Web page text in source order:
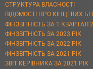
СТРУКТУРА ВЛАСНОСТІ
ВІДОМОСТІ ПРО КІНЦЕВИХ
ФІНЗВІТНІСТЬ ЗА 1 КВАРТАЛ
ФІНЗВІТНІСТЬ ЗА 2023 РІК
ФІНЗВІТНІСТЬ ЗА 2022 РІК
ФІНЗВІТНІСТЬ ЗА 2021 РІК
ЗВІТ КЕРІВНИКА ЗА 2021 РІК